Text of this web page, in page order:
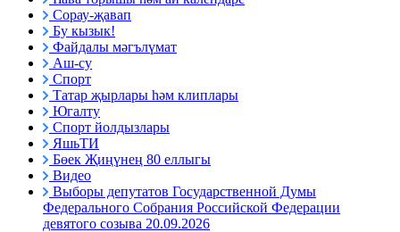
Сорау-җавап
Бу кызык!
Файдалы мәгълүмат
Аш-су
Спорт
Татар җырлары һәм клиплары
Югалту
Спорт йолдызлары
ЯшьТИ
Бөек Җиңүнең 80 еллыгы
Видео
Выборы депутатов Государственной Думы
Федерального Собрания Российской Федерации
девятого созыва 20.09.2026